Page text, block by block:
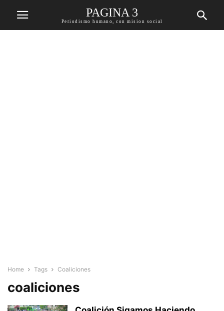
PAGINA 3
Periodismo humano, con mision social
Home Tags Coaliciones
coaliciones